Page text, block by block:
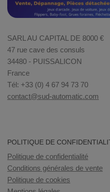
SARL AU CAPITAL DE 8000 €
47 rue cave des consuls
34480 - PUISSALICON
France
Tél: +33 (0) 4 67 94 73 70
contact@sud-automatic.com
POLITIQUE DE
Politique de confidentialité
Conditions générales de vente
Politique de cookies